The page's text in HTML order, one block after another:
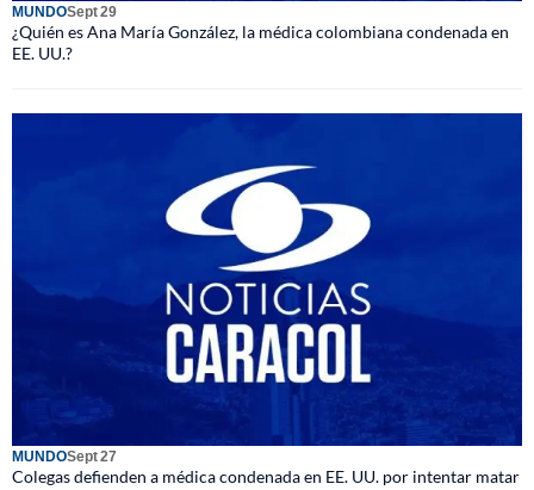
MUNDOSept 29
¿Quién es Ana María González, la médica colombiana condenada en
EE. UU.?
MUNDOSept 27
Colegas defienden a médica condenada en EE. UU. por intentar matar